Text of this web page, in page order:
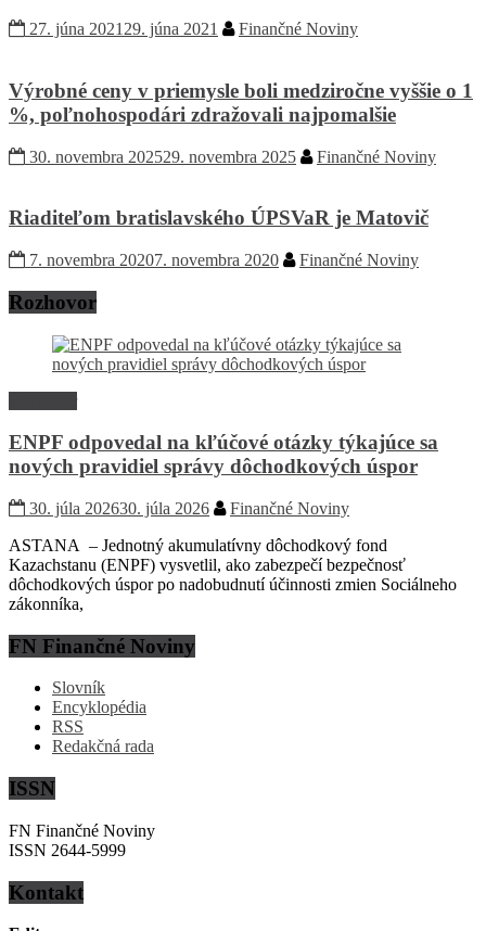
27. júna 2021 29. júna 2021 Finančné Noviny
Výrobné ceny v priemysle boli medziročne vyššie o 1
%, poľnohospodári zdražovali najpomalšie
30. novembra 202529. novembra 2025 Finančné Noviny
Riaditeľom bratislavského ÚPSVaR je Matovič
7. novembra 20207. novembra 2020 Finančné Noviny
Rozhovor
ENPF odpovedal na kľúčové otázky týkajúce sa
nových pravidiel správy dôchodkových úspor
30. júla 202630. júla 2026
Finančné Noviny
ASTANA – Jednotný akumulatívny dôchodkový fond
Kazachstanu (ENPF) vysvetlil, ako zabezpečí bezpečnosť
dôchodkových úspor po nadobudnutí účinnosti zmien Sociálneho
zákonníka,
FN Finančné Noviny
Slovník
Encyklopédia
RSS
Redakčná rada
ISSN
FN Finančné Noviny
ISSN 2644-5999
Kontakt